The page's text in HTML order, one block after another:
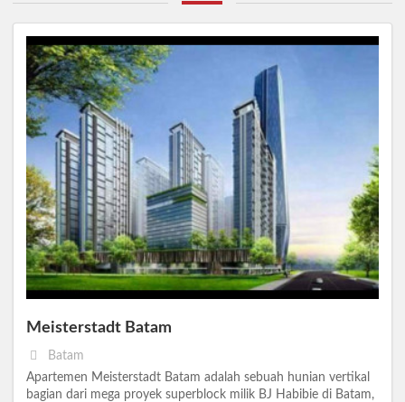
Meisterstadt Batam
Batam
Apartemen Meisterstadt Batam adalah sebuah hunian vertikal
bagian dari mega proyek superblock milik BJ Habibie di Batam,